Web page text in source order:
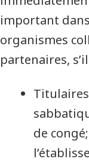
important
organismes
partenaires,
de